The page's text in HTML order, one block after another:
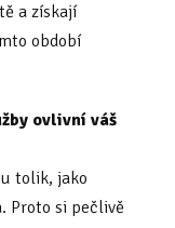
a získají
období
ovlivní váš
tolik, jako
Proto si pečlivě